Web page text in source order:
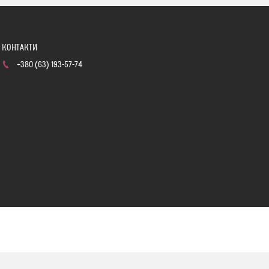
+380 (63) 193-57-74